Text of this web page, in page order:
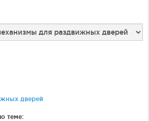
дверей
теме: